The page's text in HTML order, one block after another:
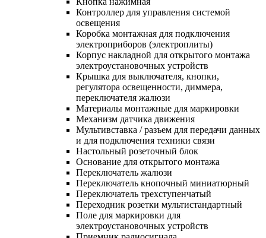
Контроллер для управления системой
освещения
Коробка монтажная для подключения
электроприборов (электроплиты)
Корпус накладной для открытого монтажа
электроустановочных устройств
Крышка для выключателя, кнопки,
регулятора освещенности, диммера,
переключателя жалюзи
Материалы монтажные для маркировки
Механизм датчика движения
Мультивставка / разъем для передачи данных
и для подключения техники связи
Настольный розеточный блок
Основание для открытого монтажа
Переключатель жалюзи
Переключатель кнопочный миниатюрный
Переключатель трехступенчатый
Переходник розетки мультистандартный
Поле для маркировки для
электроустановочных устройств